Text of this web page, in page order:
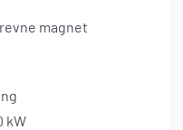
magnet
kW